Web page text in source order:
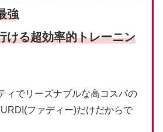
強
ける超効率的トレーニン
ィでリーズナブルな高コスパの
ファディー)だけだからで